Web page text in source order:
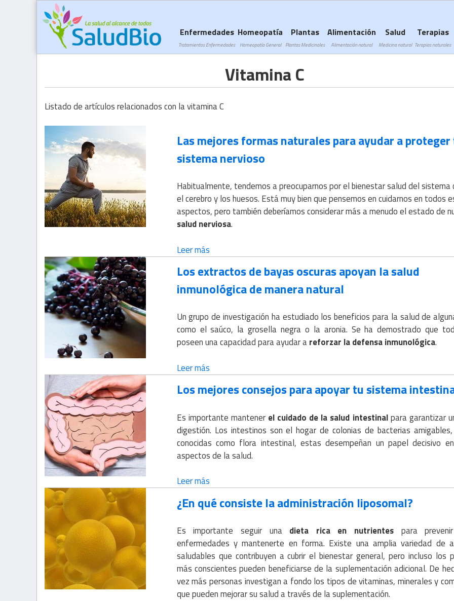
Vitamina C
Listado de artículos relacionados con la vitamina C
Las mejores formas naturales para ayudar a
sistema nervioso
Habitualmente, tendemos a preocuparnos por el bienestar salud del sistema
el cerebro y los huesos. Está muy bien que pensemos en cuidarnos en todos
aspectos, pero también deberíamos considerar más a menudo el estado de
salud nerviosa.
Leer más
Los extractos de bayas oscuras apoyan la salud
inmunológica de manera natural
Un grupo de investigación ha estudiado los beneficios para la salud de
como el saúco, la grosella negra o la aronia. Se ha demostrado que
poseen una capacidad para ayudar areforzar la defensa inmunológica.
Leer más
Los mejores consejos para apoyar tu sistema
Es importante mantener el cuidado de la salud intestinalpara garantizar
digestión. Los intestinos son el hogar de colonias de bacterias
conocidas como flora intestinal, estas desempeñan un papel decisivo
aspectos de la salud.
Leer más
¿En qué consiste la administración liposomal?
Es importante seguir una dieta rica en nutrientes para
enfermedades y mantenerte en forma. Existe una amplia variedad de
saludables que contribuyen a cubrir el bienestar general, pero incluso los
más conscientes pueden beneficiarse de la suplementación adicional. De
vez más personas investigan a fondo los tipos de vitaminas, minerales y
que pueden mejorar su salud a través de la suplementación.
Enfermedades
Tratamientos Enfermedades
Homeopatía
Homeopatía General
Plantas
Plantas Medicinales
Alimentación
Alimentación natural
Salud
Medicina natural
Terapias
Terapias naturales